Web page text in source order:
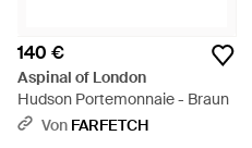
140 €
Aspinal of London
Hudson Portemonnaie - Braun
Von FARFETCH